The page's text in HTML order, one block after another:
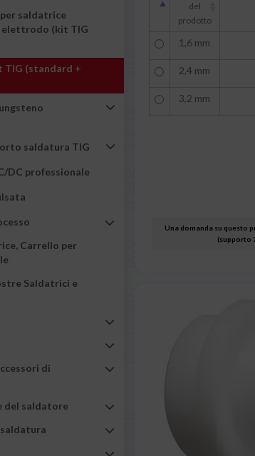
saldatrice
elettrodo (kit TIG
TIG (standard +
saldatura TIG
DC professionale
Carrello per
Saldatrici e
di
del saldatore
del
prodotto
1,6 mm
2,4 mm
3,2 mm
Una domanda su questo
(supporto